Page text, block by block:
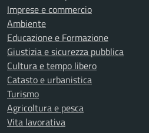
Imprese e commercio
Ambiente
Educazione e Formazione
Giustizia e sicurezza pubblica
Cultura e tempo libero
Catasto e urbanistica
Turismo
Agricoltura e pesca
Vita lavorativa